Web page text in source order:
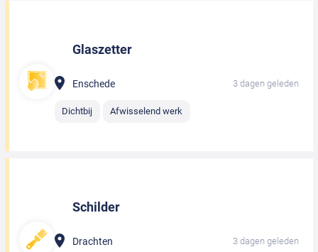
Glaszetter
Enschede 3 dagen geleden
Dichtbij Afwisselend werk
Schilder
Drachten 3 dagen geleden